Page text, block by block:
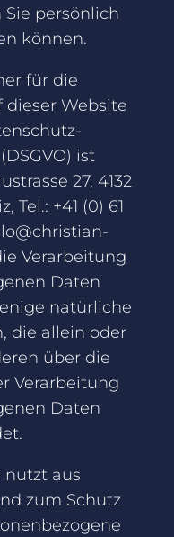
persönlich
können.
für die
Website
ist
27, 4132
Tel.: +41 (0) 61
Verarbeitung
Daten
natürliche
die allein oder
über die
Verarbeitung
Daten
nutzt aus
zum Schutz